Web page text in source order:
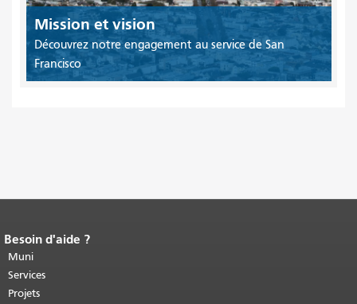
Mission et vision
Découvrez notre engagement au service de San
Francisco
Fin du contenu de la page.
cette page se répète sur chaque page.
Retour au haut du contenu principal
Besoin d'aide ?
Muni
Services
Projets